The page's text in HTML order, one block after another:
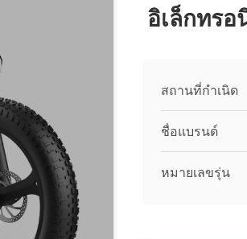
อิเล็กทรอ
สถานที่กำเนิด
ชื่อแบรนด์
หมายเลขรุ่น